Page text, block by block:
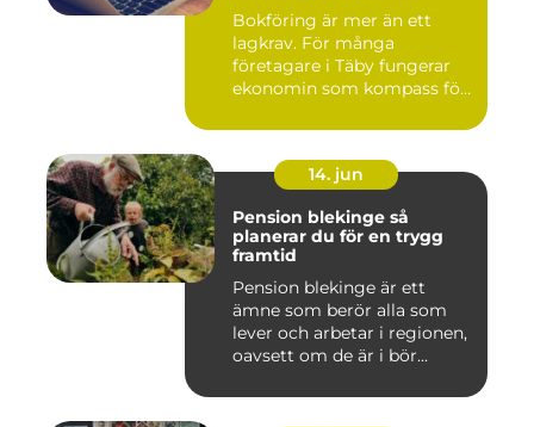
Bokföring är mer än ett
lagkrav. För många
företagare i Täby fungerar
ekonomin som kompass för
14. jun
Pension blekinge så
planerar du för en trygg
framtid
Pension blekinge är ett
ämne som berör alla som
lever och arbetar i regionen,
oavsett om de är i bör...